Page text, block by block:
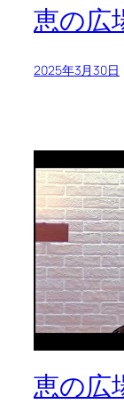
恵の広
2025年3月30日
恵の広